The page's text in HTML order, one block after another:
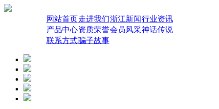
网站首页走进我们浙江新闻行业资讯
产品中心资质荣誉会员风采神话传说
联系方式骗子故事